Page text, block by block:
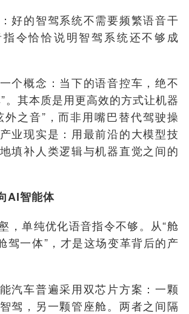
好的智驾系统不需要频繁语音干
令恰恰说明智驾系统还不够成
个概念：当下的语音控车，绝不
。其本质是用更高效的方式让机器
外之音”，而非用嘴巴替代驾驶操
业现实是：用最前沿的大模型技
填补人类逻辑与机器直觉之间的
AI智能体
，单纯优化语音指令不够。从“舱
驾一体”，才是这场变革背后的产
汽车普遍采用双芯片方案：一颗
驾，另一颗管座舱。两者之间隔